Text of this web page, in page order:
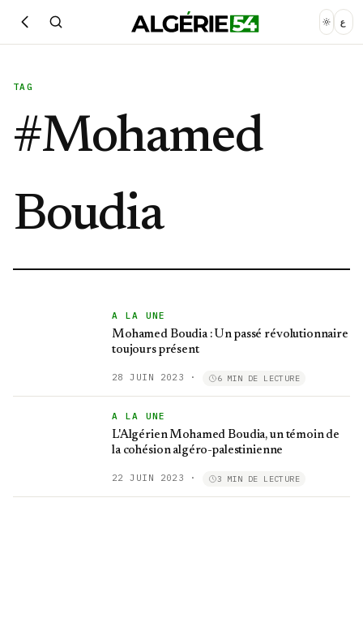
ع
TAG
#Mohamed
Boudia
A LA UNE
Mohamed Boudia : Un passé révolutionnaire
toujours présent
28 JUIN 2023 · 6 MIN DE LECTURE
A LA UNE
L'Algérien Mohamed Boudia, un témoin de
la cohésion algéro-palestinienne
22 JUIN 2023 · 3 MIN DE LECTURE